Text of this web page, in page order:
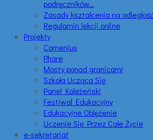
podręczników…
Zasady kształcenia na odległość
Regulamin lekcji online
Projekty
Comenius
Phare
Mosty ponad granicami
Szkoła Ucząca Się
Panel Koleżeński
Festiwal Edukacyjny
Edukacyjne Oblężenie
Uczenie Się Przez Całe Życie
e-sekretariat